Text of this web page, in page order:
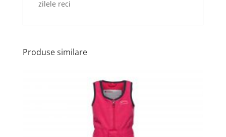
zilele reci
Produse similare